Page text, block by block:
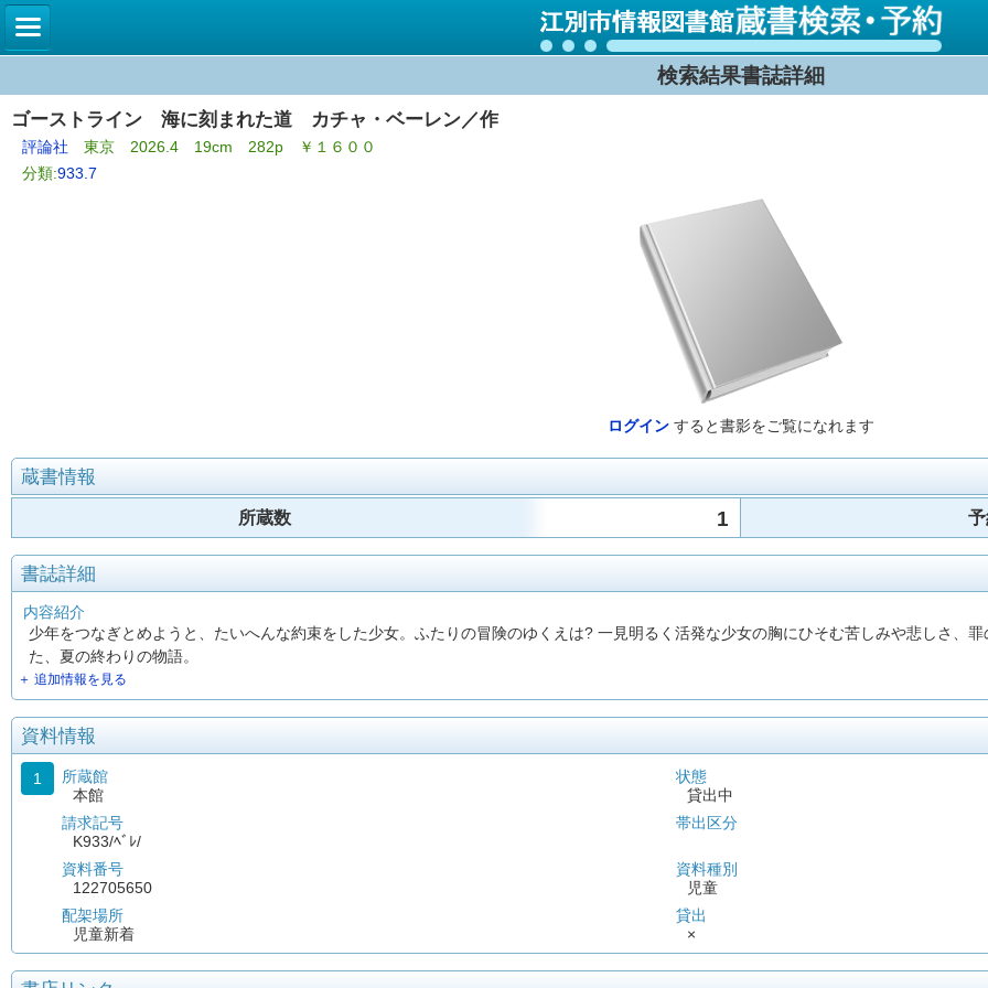
検索結果書誌詳細
ゴーストライン 海に刻まれた道 カチャ・ベーレン／作
評論社 東京 2026.4 19cm 282p ￥１６００
分類:933.7
ログイン すると書影をご覧になれます
蔵書情報
所蔵数 1
書誌詳細
内容紹介
少年をつなぎとめようと、たいへんな約束をした少女。ふたりの冒険のゆくえは? 一見明るく活発な少女の胸にひそむ苦しみや悲しさ、
た、夏の終わりの物語。
＋ 追加情報を見る
資料情報
1
所蔵館
本館
請求記号
K933/ﾍﾞﾚ/
資料番号
122705650
配架場所
児童新着
状態
貸出中
帯出区分
資料種別
児童
貸出
×